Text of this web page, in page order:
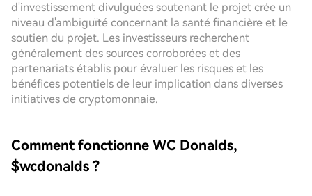
d'investissement divulguées soutenant le projet crée un
niveau d'ambiguïté concernant la santé financière et le
soutien du projet. Les investisseurs recherchent
généralement des sources corroborées et des
partenariats établis pour évaluer les risques et les
bénéfices potentiels de leur implication dans diverses
initiatives de cryptomonnaie.
Comment fonctionne WC Donalds,
$wcdonalds ?